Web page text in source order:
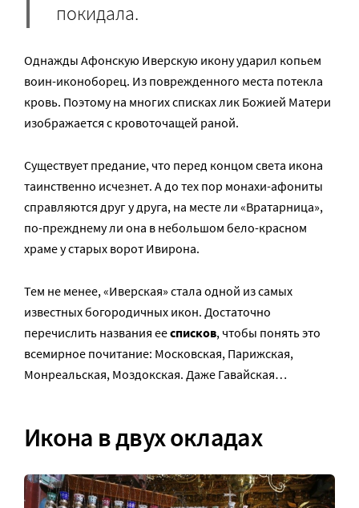
покидала.
Однажды Афонскую Иверскую икону ударил копьем
воин-иконоборец. Из поврежденного места потекла
кровь. Поэтому на многих списках лик Божией Матери
изображается с кровоточащей раной.
Существует предание, что перед концом света икона
таинственно исчезнет. А до тех пор монахи-афониты
справляются друг у друга, на месте ли «Вратарница»,
по-прежднему ли она в небольшом бело-красном
храме у старых ворот Ивирона.
Тем не менее, «Иверская» стала одной из самых
известных богородичных икон. Достаточно
перечислить названия еесписков, чтобы понять это
всемирное почитание: Московская, Парижская,
Монреальская, Моздокская. Даже Гавайская…
Икона в двух окладах